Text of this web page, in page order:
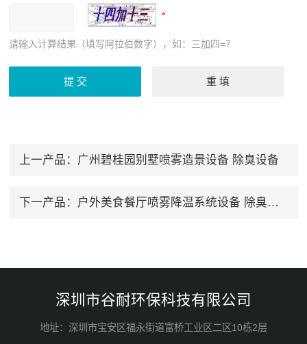
请输入计算结果（填写阿拉伯数字），如：三加四=7
上一产品： 广州碧桂园别墅喷雾造景设备 除臭设备
下一产品： 户外美食餐厅喷雾降温系统设备 除臭设备
深圳市谷耐环保科技有限公司
地址：深圳市宝安区福永街道富桥工业区二区10栋2层